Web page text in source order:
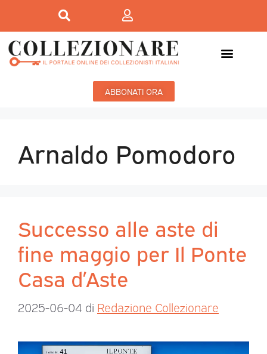
ABBONATI ORA
Arnaldo Pomodoro
Successo alle aste di
fine maggio per Il Ponte
Casa d’Aste
2025-06-04 di Redazione Collezionare